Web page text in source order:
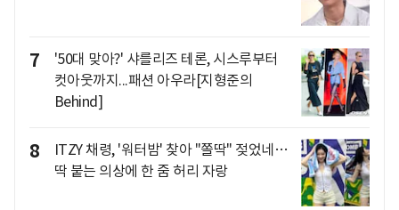
7
'50대 맞아?' 샤를리즈 테론, 시스루부터
컷아웃까지...패션 아우라[지형준의
Behind]
8
ITZY 채령, '워터밤' 찾아 "쫄딱" 젖었네…
딱 붙는 의상에 한 줌 허리 자랑